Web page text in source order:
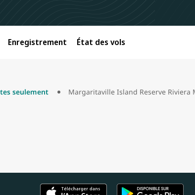
Enregistrement État des vols
seulement